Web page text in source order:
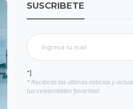
SUSCRIBETE
"]
* Recibirás las últimas noticias y
tus celebridades favoritas!